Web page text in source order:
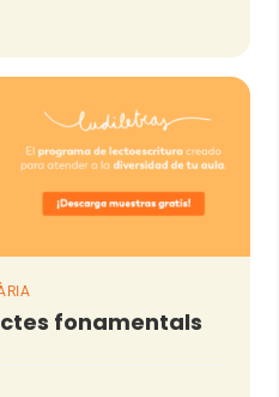
fonamentals